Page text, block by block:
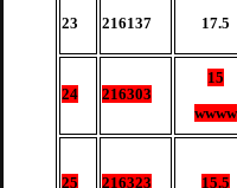
23 216137 17.5
24 216303
15
wwww
25 216323 15.5